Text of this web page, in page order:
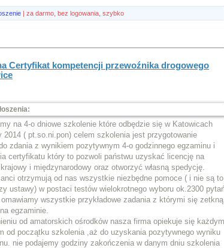
| za darmo, bez logowania, szybko
Certyfikat kompetencji przewoźnika drogowego
na 4-o dniowe szkolenie które odbędzie się w Katowicach
2014 ( pt.so.ni.pon) celem szkolenia jest przygotowanie
zdania z wynikiem pozytywnym 4-o godzinnego egzaminu i
certyfikatu który to pozwoli państwu uzyskać licencję na
i międzynarodowy oraz otworzyć własną spedycję.
otrzymują od nas wszystkie niezbędne pomoce ( i nie są to
ustawy) w postaci testów wielokrotnego wyboru ok.2300
omawiamy wszystkie przykładowe zadania z którymi się zetkną
egzaminie.
od amatorskich ośrodków nasza firma opiekuje się każdym
od początku szkolenia ,aż do uzyskania pozytywnego wyniku
nie podajemy godziny zakończenia w danym dniu szkolenia